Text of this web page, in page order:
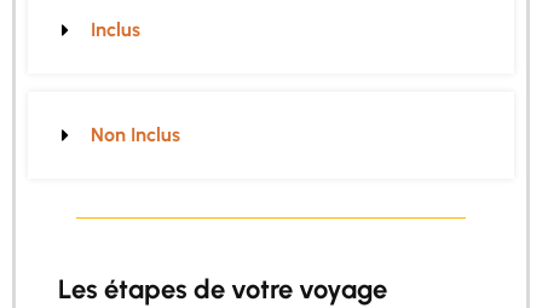
Inclus
Non Inclus
Les étapes de votre voyage